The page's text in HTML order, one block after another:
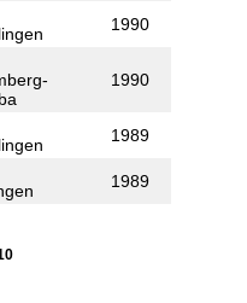
1990
1990
1989
1989